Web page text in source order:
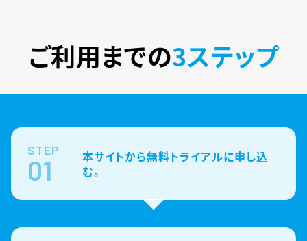
ご利用までの3ステップ
STEP
01
本サイトから無料トライアルに申し込
む。